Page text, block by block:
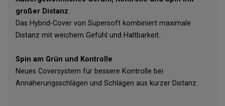
großer Distanz
Das Hybrid-Cover von Supersoft kombiniert maximale
Distanz mit weichem Gefühl und Haltbarkeit..
Spin am Grün und Kontrolle
Neues Coversystem für bessere Kontrolle bei
Annäherungsschlägen und Schlägen aus kurzer Distanz.